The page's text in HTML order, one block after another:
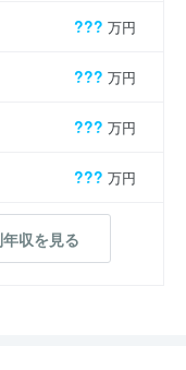
??? 万円
??? 万円
??? 万円
??? 万円
収を見る